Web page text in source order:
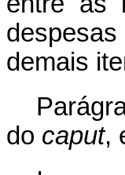
demais
do caput,